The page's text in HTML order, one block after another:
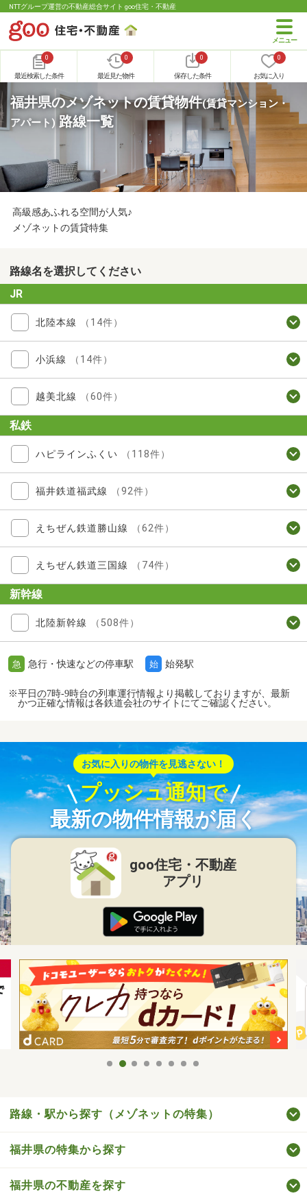
NTTグループ運営の不動産総合サイト goo住宅・不動産
0
最近検索した条件
0
最近見た物件
0
保存した条件
0
お気に入り
福井県のメゾネットの賃貸物件(賃貸マンション・
アパート) 路線一覧
高級感あふれる空間が人気♪
メゾネットの賃貸特集
路線名を選択してください
JR
北陸本線 （14件）
小浜線 （14件）
越美北線 （60件）
私鉄
ハピラインふくい （118件）
福井鉄道福武線 （92件）
えちぜん鉄道勝山線 （62件）
えちぜん鉄道三国線 （74件）
新幹線
北陸新幹線 （508件）
急 急行・快速などの停車駅 始 始発駅
※平日の7時-9時台の列車運行情報より掲載しておりますが、最新
かつ正確な情報は各鉄道会社のサイトにてご確認ください。
お気に入りの物件を見逃さない！
プッシュ通知で
最新の物件情報が届く
goo住宅・不動産
アプリ
路線・駅から探す（メゾネットの特集）
福井県の特集から探す
福井県の不動産を探す